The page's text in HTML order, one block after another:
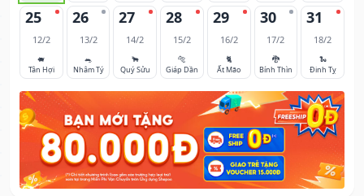
25
12/2
🐖
Tân Hợi
26
13/2
🐀
Nhâm Tý
27
14/2
🐂
Quý Sửu
28
15/2
🐅
Giáp Dần
29
16/2
🐈
Ất Mão
30
17/2
🐉
Bính Thìn
31
18/2
🐍
Đinh Tỵ